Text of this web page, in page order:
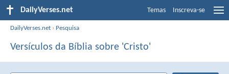
DailyVerses.net Temas Inscreva-se
DailyVerses.net › Pesquisa
Versículos da Bíblia sobre 'Cristo'